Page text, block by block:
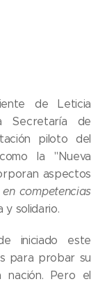
de Leticia
Secretaría de
piloto del
la "Nueva
aspectos
competencias
y solidario.
iniciado este
para probar su
nación. Pero el